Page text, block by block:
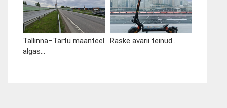
Tallinna–Tartu maanteel
algas...
Raske avarii teinud...